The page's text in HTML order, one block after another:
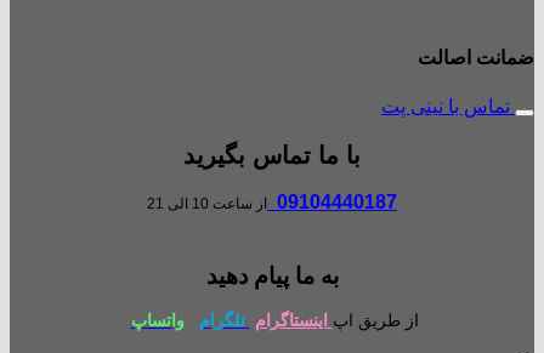
ضمانت اصالت
تماس با نینی پت
با ما تماس بگیرید
09104440187 از ساعت 10 الی 21
به ما پیام دهید
از طریق اپ اینستاگرام تلگرام واتساپ